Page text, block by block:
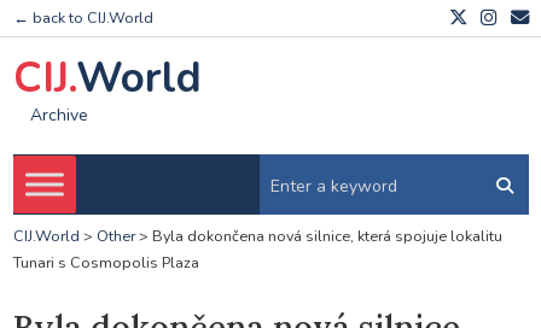
← back to CIJ.World
CIJ.World
Archive
CIJ.World > Other> Byla dokončena nová silnice, která spojuje lokalitu
Tunari s Cosmopolis Plaza